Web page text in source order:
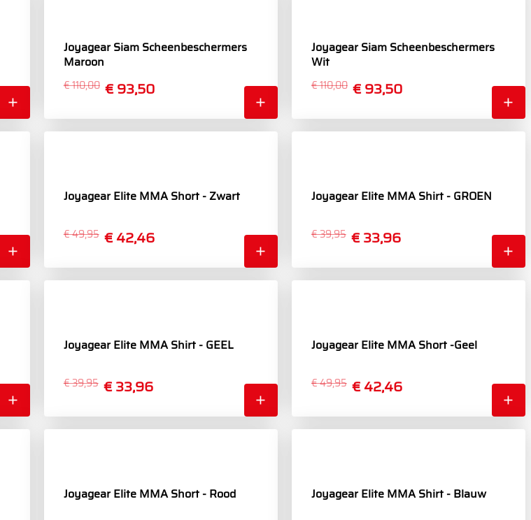
Joyagear Siam Scheenbeschermers
Maroon
€ 93,50
€ 110,00
Joyagear Siam Scheenbeschermers
Wit
€ 93,50
€ 110,00
Joyagear Elite MMA Short - Zwart
€ 42,46
€ 49,95
Joyagear Elite MMA Shirt - GROEN
€ 33,96
€ 39,95
Joyagear Elite MMA Shirt - GEEL
€ 33,96
€ 39,95
Joyagear Elite MMA Short -Geel
€ 42,46
€ 49,95
Joyagear Elite MMA Short - Rood Joyagear Elite MMA Shirt - Blauw